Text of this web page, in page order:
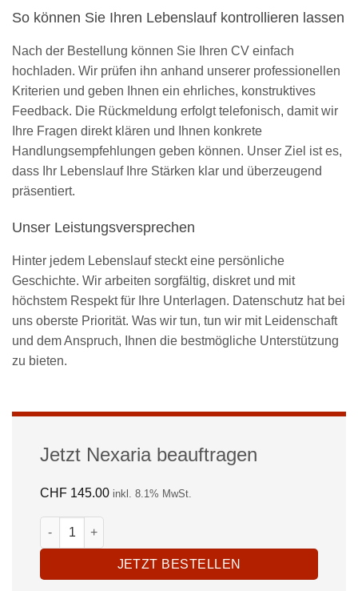
So können Sie Ihren Lebenslauf kontrollieren lassen
Nach der Bestellung können Sie Ihren CV einfach
hochladen. Wir prüfen ihn anhand unserer professionellen
Kriterien und geben Ihnen ein ehrliches, konstruktives
Feedback. Die Rückmeldung erfolgt telefonisch, damit wir
Ihre Fragen direkt klären und Ihnen konkrete
Handlungsempfehlungen geben können. Unser Ziel ist es,
dass Ihr Lebenslauf Ihre Stärken klar und überzeugend
präsentiert.
Unser Leistungsversprechen
Hinter jedem Lebenslauf steckt eine persönliche
Geschichte. Wir arbeiten sorgfältig, diskret und mit
höchstem Respekt für Ihre Unterlagen. Datenschutz hat bei
uns oberste Priorität. Was wir tun, tun wir mit Leidenschaft
und dem Anspruch, Ihnen die bestmögliche Unterstützung
zu bieten.
Jetzt Nexaria beauftragen
CHF 145.00 inkl. 8.1% MwSt.
Lebenslauf kontrollieren lassen (ohne Anschreiben) Menge
JETZT BESTELLEN